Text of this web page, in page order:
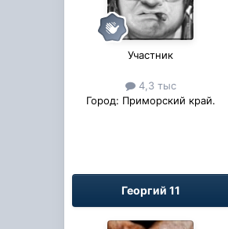
Участник
4,3 тыс
Город: Приморский край.
Георгий 11